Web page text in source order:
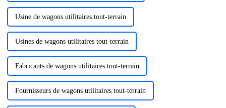
Usine de wagons utilitaires tout-terrain
Usines de wagons utilitaires tout-terrain
Fabricants de wagons utilitaires tout-terrain
Fournisseurs de wagons utilitaires tout-terrain